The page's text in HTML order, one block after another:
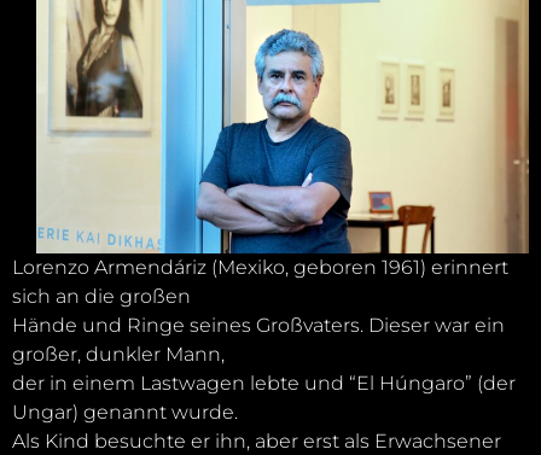
Lorenzo Armendáriz (Mexiko, geboren 1961) erinnert
sich an die großen
Hände und Ringe seines Großvaters. Dieser war ein
großer, dunkler Mann,
der in einem Lastwagen lebte und “El Húngaro” (der
Ungar) genannt wurde.
Als Kind besuchte er ihn, aber erst als Erwachsener